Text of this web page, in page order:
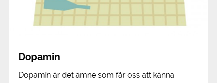
Dopamin
Dopamin är det ämne som får oss att känna